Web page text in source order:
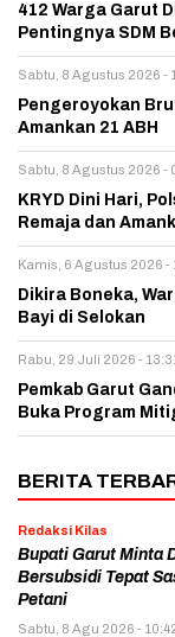
412 Warga Garut
Pentingnya SDM
Sabtu, 8 Agustus 2026 -
Pengeroyokan
Amankan 21 ABH
Sabtu, 8 Agustus 2026 -
KRYD Dini Hari,
Remaja dan
Kamis, 6 Agustus 2026 -
Dikira Boneka,
Bayi di Selokan
Rabu, 29 Juli 2026 -
Pemkab Garut
Buka Program
BERITA
Redaksi Kilas
Bupati Garut Minta
Bersubsidi Tepat
Petani
Sabtu, 8 Agu 2026 -